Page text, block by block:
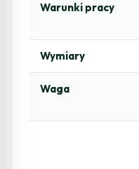
Warunki pracy
Wymiary
Waga